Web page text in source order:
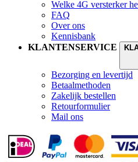
Welke 4G versterker
FAQ
Over ons
Kennisbank
KLANTENSERVICE
Bezorging en levertijd
Betaalmethoden
Zakelijk bestellen
Retourformulier
Mail ons